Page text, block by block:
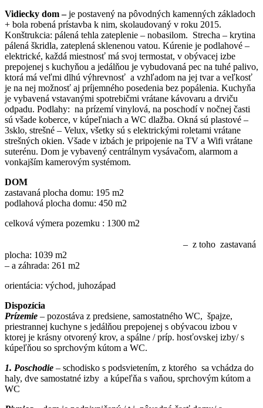
Vidiecky dom –je postavený na pôvodných kamenných základoch
+ bola robená prístavba k nim, skolaudovaný v roku 2015.
Konštrukcia: pálená tehla zateplenie – nobasilom. Strecha – krytina
pálená škridla, zateplená sklenenou vatou. Kúrenie je podlahové –
elektrické, každá miestnosť má svoj termostat, v obývacej izbe
prepojenej s kuchyňou a jedálňou je vybudovaná pec na tuhé palivo,
ktorá má veľmi dlhú výhrevnosť a vzhľadom na jej tvar a veľkosť
je na nej možnosť aj príjemného posedenia bez popálenia. Kuchyňa
je vybavená vstavanými spotrebičmi vrátane kávovaru a drviču
odpadu. Podlahy: na prízemí vinylová, na poschodí v nočnej časti
sú všade koberce, v kúpeľniach a WC dlažba. Okná sú plastové –
3sklo, strešné – Velux, všetky sú s elektrickými roletami vrátane
strešných okien. Všade v izbách je pripojenie na TV a Wifi vrátane
suterénu. Dom je vybavený centrálnym vysávačom, alarmom a
vonkajším kamerovým systémom.
DOM
zastavaná plocha domu: 195 m2
podlahová plocha domu: 450 m2
celková výmera pozemku : 1300 m2
– z toho zastavaná
plocha: 1039 m2
– a záhrada: 261 m2
orientácia: východ, juhozápad
Dispozícia
Prízemie – pozostáva z predsiene, samostatného WC, špajze,
priestrannej kuchyne s jedálňou prepojenej s obývacou izbou v
ktorej je krásny otvorený krov, a spálne / príp. hosťovskej izby/ s
kúpeľňou so sprchovým kútom a WC.
1. Poschodie – schodisko s podsvietením, z ktorého sa vchádza do
haly, dve samostatné izby a kúpeľňa s vaňou, sprchovým kútom a
WC